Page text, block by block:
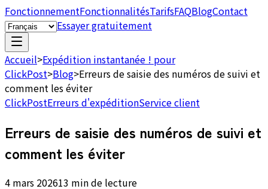
FonctionnementFonctionnalitésTarifsFAQBlogContact
Essayer gratuitement
Accueil>Expédition instantanée ! pour
ClickPost>Blog>Erreurs de saisie des numéros de suivi et
comment les éviter
ClickPostErreurs d'expéditionService client
Erreurs de saisie des numéros de suivi et
comment les éviter
4 mars 202613 min de lecture